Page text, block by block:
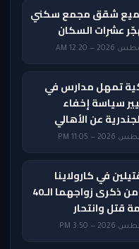
شقق مجمع سكني
عشرات السكان
تمهل مدارس في
لتغيير سياسة إخفاء
عن الأهالي
في كارولاينا
الشمالية بعد يوم من ذكرى زواجهما الـ40
قتل وانتحار